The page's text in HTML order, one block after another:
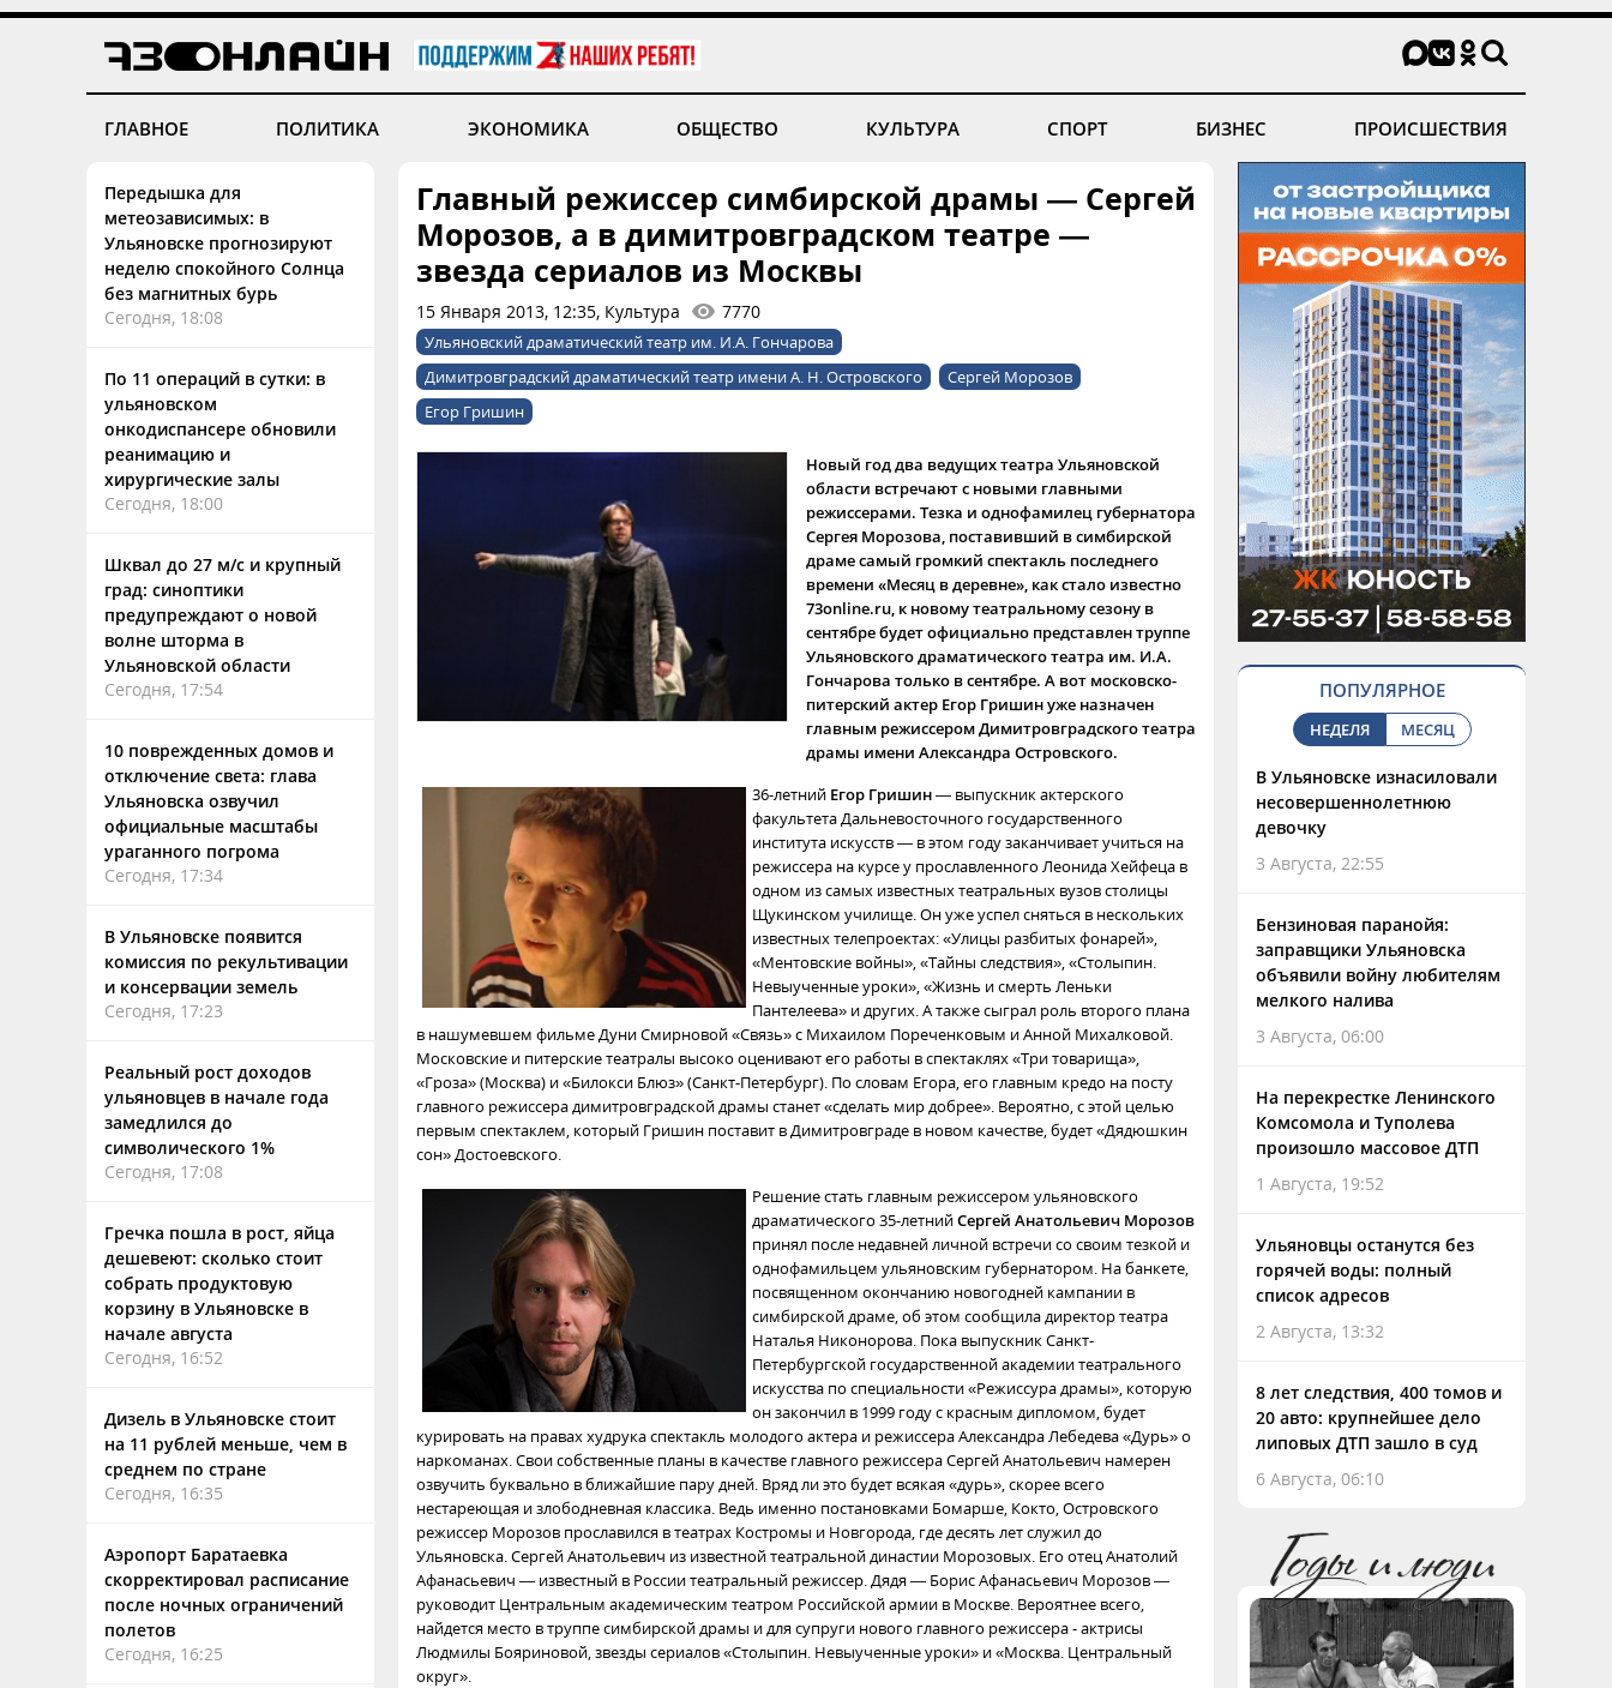
ГЛАВНОЕ ПОЛИТИКА ЭКОНОМИКА ОБЩЕСТВО КУЛЬТУРА СПОРТ БИЗНЕС ПРОИСШЕСТВИЯ
Передышка для
метеозависимых: в
Ульяновске прогнозируют
неделю спокойного Солнца
без магнитных бурь
Сегодня, 18:08
По 11 операций в сутки: в
ульяновском
онкодиспансере обновили
реанимацию и
хирургические залы
Сегодня, 18:00
Шквал до 27 м/с и крупный
град: синоптики
предупреждают о новой
волне шторма в
Ульяновской области
Сегодня, 17:54
10 поврежденных домов и
отключение света: глава
Ульяновска озвучил
официальные масштабы
ураганного погрома
Сегодня, 17:34
В Ульяновске появится
комиссия по рекультивации
и консервации земель
Сегодня, 17:23
Реальный рост доходов
ульяновцев в начале года
замедлился до
символического 1%
Сегодня, 17:08
Гречка пошла в рост, яйца
дешевеют: сколько стоит
собрать продуктовую
корзину в Ульяновске в
начале августа
Сегодня, 16:52
Дизель в Ульяновске стоит
на 11 рублей меньше, чем в
среднем по стране
Сегодня, 16:35
Аэропорт Баратаевка
скорректировал расписание
после ночных ограничений
полетов
Сегодня, 16:25
Главный режиссер симбирской драмы — Сергей
Морозов, а в димитровградском театре —
звезда сериалов из Москвы
15 Января 2013, 12:35, Культура 7770
Ульяновский драматический театр им. И.А. Гончарова
Димитровградский драматический театр имени А. Н. Островского
Сергей Морозов
Егор Гришин
Новый год два ведущих театра Ульяновской
области встречают с новыми главными
режиссерами. Тезка и однофамилец губернатора
Сергея Морозова, поставивший в симбирской
драме самый громкий спектакль последнего
времени «Месяц в деревне», как стало известно
73online.ru, к новому театральному сезону в
сентябре будет официально представлен труппе
Ульяновского драматического театра им. И.А.
Гончарова только в сентябре. А вот московско-
питерский актер Егор Гришин уже назначен
главным режиссером Димитровградского театра
драмы имени Александра Островского.
36-летний Егор Гришин— выпускник актерского
факультета Дальневосточного государственного
института искусств — в этом году заканчивает учиться на
режиссера на курсе у прославленного Леонида Хейфеца в
одном из самых известных театральных вузов столицы
Щукинском училище. Он уже успел сняться в нескольких
известных телепроектах: «Улицы разбитых фонарей»,
«Ментовские войны», «Тайны следствия», «Столыпин.
Невыученные уроки», «Жизнь и смерть Леньки
Пантелеева» и других. А также сыграл роль второго плана
в нашумевшем фильме Дуни Смирновой «Связь» с Михаилом Пореченковым и Анной Михалковой.
Московские и питерские театралы высоко оценивают его работы в спектаклях «Три товарища»,
«Гроза» (Москва) и «Билокси Блюз» (Санкт-Петербург). По словам Егора, его главным кредо на посту
главного режиссера димитровградской драмы станет «сделать мир добрее». Вероятно, с этой целью
первым спектаклем, который Гришин поставит в Димитровграде в новом качестве, будет «Дядюшкин
сон» Достоевского.
Решение стать главным режиссером ульяновского
драматического 35-летнийСергей Анатольевич Морозов
принял после недавней личной встречи со своим тезкой и
однофамильцем ульяновским губернатором. На банкете,
посвященном окончанию новогодней кампании в
симбирской драме, об этом сообщила директор театра
Наталья Никонорова. Пока выпускник Санкт-
Петербургской государственной академии театрального
искусства по специальности «Режиссура драмы», которую
он закончил в 1999 году с красным дипломом, будет
курировать на правах худрука спектакль молодого актера и режиссера Александра Лебедева «Дурь» о
наркоманах. Свои собственные планы в качестве главного режиссера Сергей Анатольевич намерен
озвучить буквально в ближайшие пару дней. Вряд ли это будет всякая «дурь», скорее всего
нестареющая и злободневная классика. Ведь именно постановками Бомарше, Кокто, Островского
режиссер Морозов прославился в театрах Костромы и Новгорода, где десять лет служил до
Ульяновска. Сергей Анатольевич из известной театральной династии Морозовых. Его отец Анатолий
Афанасьевич — известный в России театральный режиссер. Дядя — Борис Афанасьевич Морозов —
руководит Центральным академическим театром Российской армии в Москве. Вероятнее всего,
найдется место в труппе симбирской драмы и для супруги нового главного режиссера - актрисы
Людмилы Бояриновой, звезды сериалов «Столыпин. Невыученные уроки» и «Москва. Центральный
округ».
ПОПУЛЯРНОЕ
НЕДЕЛЯ МЕСЯЦ
В Ульяновске изнасиловали
несовершеннолетнюю
девочку
3 Августа, 22:55
Бензиновая паранойя:
заправщики Ульяновска
объявили войну любителям
мелкого налива
3 Августа, 06:00
На перекрестке Ленинского
Комсомола и Туполева
произошло массовое ДТП
1 Августа, 19:52
Ульяновцы останутся без
горячей воды: полный
список адресов
2 Августа, 13:32
8 лет следствия, 400 томов и
20 авто: крупнейшее дело
липовых ДТП зашло в суд
6 Августа, 06:10